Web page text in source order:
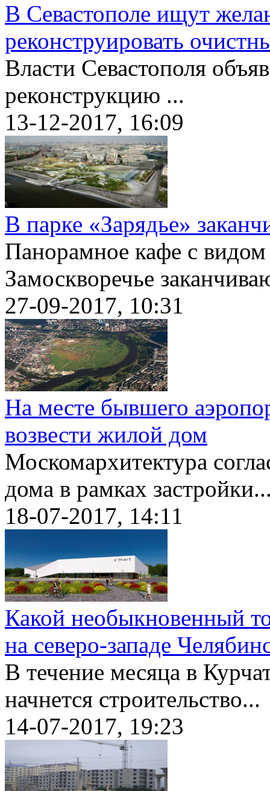
В Севастополе ищут
реконструировать
Власти Севастополя
реконструкцию ...
13-12-2017, 16:09
В парке «Зарядье»
Панорамное кафе с
Замоскворечье
27-09-2017, 10:31
На месте бывшего
возвести жилой дом
Москомархитектура
дома в рамках
18-07-2017, 14:11
Какой необыкновенный
на северо-западе
В течение месяца в
начнется строительство...
14-07-2017, 19:23